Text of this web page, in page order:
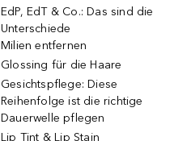
EdP, EdT & Co.: Das sind die
Unterschiede
Milien entfernen
Glossing für die Haare
Gesichtspflege: Diese
Reihenfolge ist die richtige
Dauerwelle pflegen
Lip Tint & Lip Stain